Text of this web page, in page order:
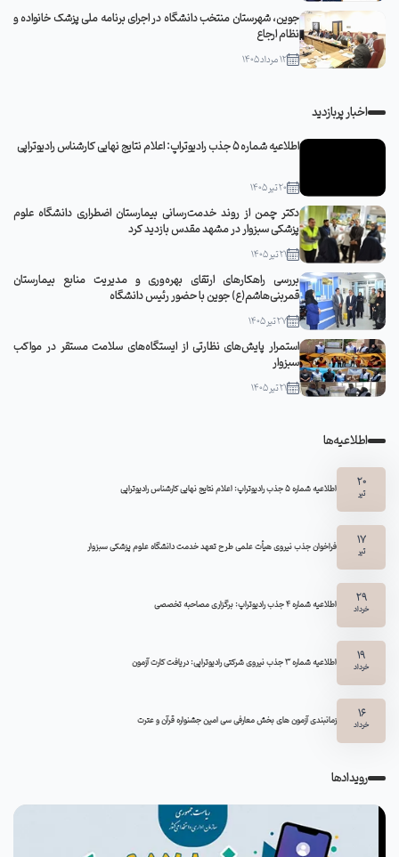
جوین، شهرستان منتخب دانشگاه در اجرای برنامه ملی پزشک خانواده و
نظام ارجاع
12 مرداد 1405
اخبار پربازدید
اطلاعیه شماره 5 جذب رادیوتراپ: اعلام نتایج نهایی کارشناس رادیوتراپی
20 تیر 1405
دکتر چمن از روند خدمت‌رسانی بیمارستان اضطراری دانشگاه علوم
پزشکی سبزوار در مشهد مقدس بازدید کرد
21 تیر 1405
بررسی راهکارهای ارتقای بهره‌وری و مدیریت منابع بیمارستان
قمربنی‌هاشم(ع) جوین با حضور رئیس دانشگاه
27 تیر 1405
استمرار پایش‌های نظارتی از ایستگاه‌های سلامت مستقر در مواکب
سبزوار
21 تیر 1405
اطلاعیه‌ها
20
تیر اطلاعیه شماره 5 جذب رادیوتراپ: اعلام نتایج نهایی کارشناس رادیوتراپی
17
تیر فراخوان جذب نیروی هیأت علمی طرح تعهد خدمت دانشگاه علوم پزشکی سبزوار
29
خرداد اطلاعیه شماره ۴ جذب رادیوتراپ: برگزاری مصاحبه تخصصی
19
خرداد اطلاعیه شماره 3 جذب نیروی شرکتی رادیوتراپی: دریافت کارت آزمون
16
خرداد زمانبندی آزمون های بخش معارفی سی امین جشنواره قرآن و عترت
رویدادها